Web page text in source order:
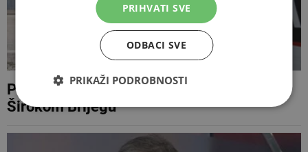
Pronađen kokain kod 41-godišnjaka u
Širokom Brijegu
PRIHVATI SVE
ODBACI SVE
PRIKAŽI PODROBNOSTI